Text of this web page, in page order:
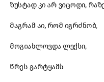
ზუსტად კი არ ვიცოდი,
მაგრამ აი, რომ იგრძნობ,
მოგიახლოვდა ლექსი,
წრეს გარტყამს